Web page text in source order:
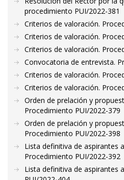
procedimiento PUI/2022-381
Criterios de valoración.
Criterios de valoración.
Criterios de valoración.
Convocatoria de entrevista.
Criterios de valoración.
Criterios de valoración.
Orden de prelación y
Procedimiento PUI/2022-379
Orden de prelación y
Procedimiento PUI/2022-398
Lista definitiva de aspirantes
Procedimiento PUI/2022-392
Lista definitiva de aspirantes